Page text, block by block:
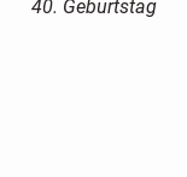
40. Geburtstag